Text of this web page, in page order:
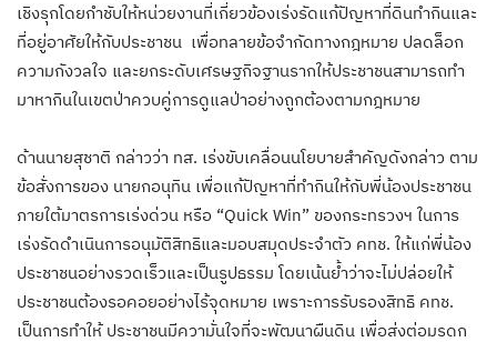
เชิงรุกโดยกำชับให้หน่วยงานที่เกี่ยวข้องเร่งรัดแก้ปัญหาที่ดินทำกินและ
ที่อยู่อาศัยให้กับประชาชน เพื่อทลายข้อจำกัดทางกฎหมาย ปลดล็อก
ความกังวลใจ และยกระดับเศรษฐกิจฐานรากให้ประชาชนสามารถทำ
มาหากินในเขตป่าควบคู่การดูแลป่าอย่างถูกต้องตามกฎหมาย
ด้านนายสุชาติ กล่าวว่า ทส. เร่งขับเคลื่อนนโยบายสำคัญดังกล่าว ตาม
ข้อสั่งการของ นายกอนุทิน เพื่อแก้ปัญหาที่ทำกินให้กับพี่น้องประชาชน
ภายใต้มาตรการเร่งด่วน หรือ “Quick Win” ของกระทรวงฯ ในการ
เร่งรัดดำเนินการอนุมัติสิทธิและมอบสมุดประจำตัว คทช. ให้แก่พี่น้อง
ประชาชนอย่างรวดเร็วและเป็นรูปธรรม โดยเน้นย้ำว่าจะไม่ปล่อยให้
ประชาชนต้องรอคอยอย่างไร้จุดหมาย เพราะการรับรองสิทธิ คทช.
เป็นการทำให้ ประชาชนมีความั่นใจที่จะพัฒนาผืนดิน เพื่อส่งต่อมรดก